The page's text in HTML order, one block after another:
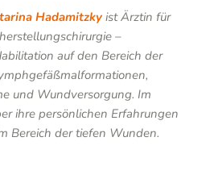
Hadamitzkyist Ärztin für
–
auf den Bereich der
und Wundversorgung. Im
ihre persönlichen Erfahrungen
Bereich der tiefen Wunden.